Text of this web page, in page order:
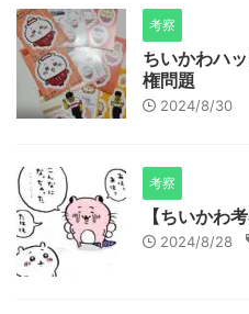
考察
ちいかわハ
権問題
2024/8/30
考察
【ちいかわ
2024/8/28